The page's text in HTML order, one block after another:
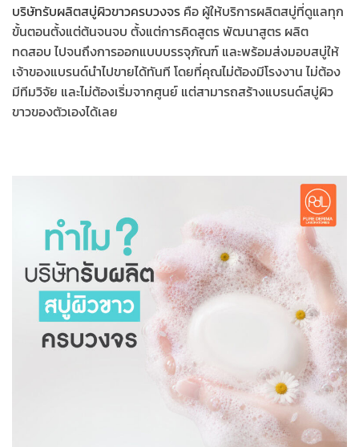
บริษัทรับผลิตสบู่ผิวขาวครบวงจร คือ ผู้ให้บริการผลิตสบู่ที่ดูแลทุก
ขั้นตอนตั้งแต่ต้นจนจบ ตั้งแต่การคิดสูตร พัฒนาสูตร ผลิต
ทดสอบ ไปจนถึงการออกแบบบรรจุภัณฑ์ และพร้อมส่งมอบสบู่ให้
เจ้าของแบรนด์นำไปขายได้ทันที โดยที่คุณไม่ต้องมีโรงงาน ไม่ต้อง
มีทีมวิจัย และไม่ต้องเริ่มจากศูนย์ แต่สามารถสร้างแบรนด์สบู่ผิว
ขาวของตัวเองได้เลย